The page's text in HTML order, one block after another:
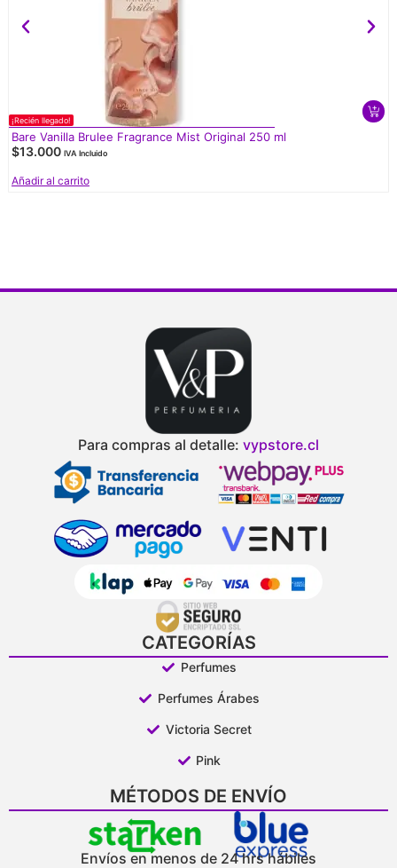
¡Recién llegado!
Bare Vanilla Brulee Fragrance Mist Original 250 ml
$13.000 IVA Incluido
Añadir al carrito
Para compras al detalle: vypstore.cl
CATEGORÍAS
Perfumes
Perfumes Árabes
Victoria Secret
Pink
MÉTODOS DE ENVÍO
Envíos en menos de 24 hrs hábiles